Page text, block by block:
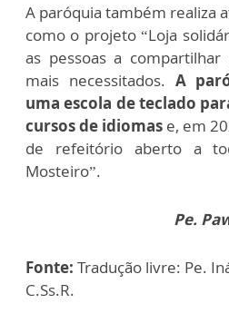
A paróquia também realiza
como o projeto “Loja
as pessoas a
mais necessitados. A
uma escola de teclado
cursos de idiomas e, em
de refeitório aberto a
Mosteiro”.
Pe.
Fonte: Tradução livre: Pe.
C.Ss.R.